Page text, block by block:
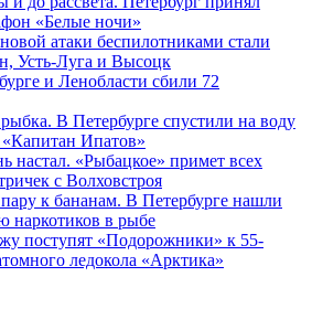
«Белые ночи»
атаки беспилотниками стали
Усть-Луга и Высоцк
и Ленобласти сбили 72
В Петербурге спустили на воду
Ипатов»
настал. «Рыбацкое» примет всех
с Волховстроя
к бананам. В Петербурге нашли
наркотиков в рыбе
поступят «Подорожники» к 55-
ледокола «Арктика»